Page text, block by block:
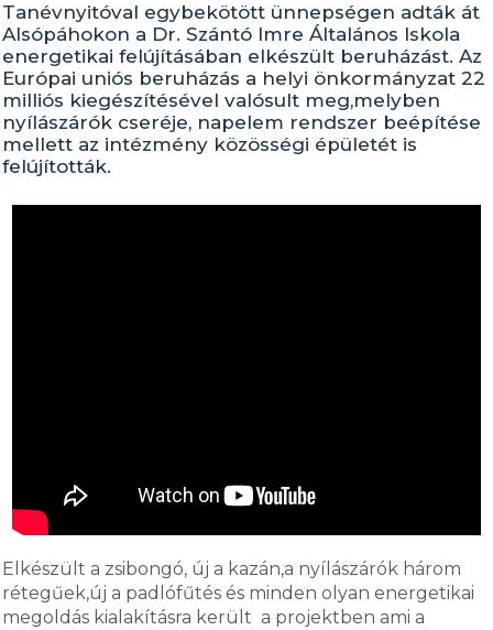
Tanévnyitóval egybekötött ünnepségen adták át
Alsópáhokon a Dr. Szántó Imre Általános Iskola
energetikai felújításában elkészült beruházást. Az
Európai uniós beruházás a helyi önkormányzat 22
milliós kiegészítésével valósult meg,melyben
nyílászárók cseréje, napelem rendszer beépítése
mellett az intézmény közösségi épületét is
felújították.
Elkészült a zsibongó, új a kazán,a nyílászárók három
rétegűek,új a padlófűtés és minden olyan energetikai
megoldás kialakításra került a projektben ami a